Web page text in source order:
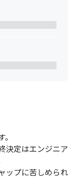
決定はエンジニア
ップに苦しめられ